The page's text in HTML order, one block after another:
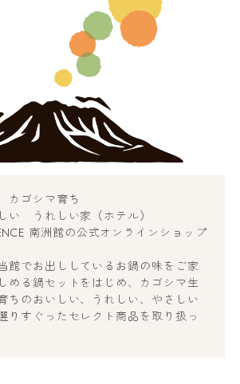
カゴシマ育ち
い うれしい家（ホテル）
南洲館の公式オンラインショップ
館でお出ししているお鍋の味をご家
める鍋セットをはじめ、カゴシマ生
ちのおいしい、うれしい、やさしい
りすぐったセレクト商品を取り扱っ